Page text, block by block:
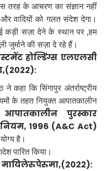
तरह के आचरण का संज्ञान नहीं
वादियों को गलत संदेश देगा।
कड़ी सज़ा देने के स्थान पर ,हम
जुर्माने की सज़ा दे रहे हैं।
होल्डिंग्स एलएलसी
कहा कि सिंगापुर अंतर्राष्ट्रीय
के तहत नियुक्त आपातकालीन
आपातकालीन पुरस्कार
1996 (A&C Act)
है।
पारित किया।
मायिलेरुपेरुमा,(2022):